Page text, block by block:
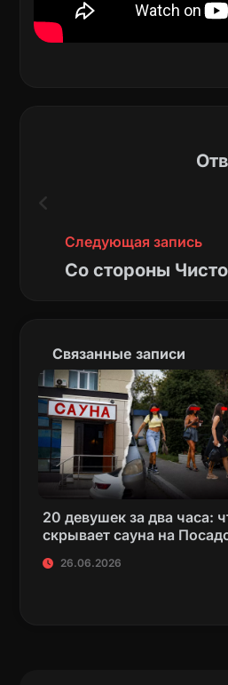
Следующая запись
Со стороны
Связанные записи
20 девушек за два часа:
скрывает сауна на
26.06.2026